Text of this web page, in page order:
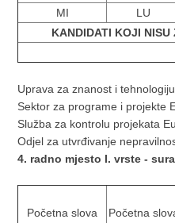
MI
LU
KANDIDATI KOJI
Uprava za znanost i tehnologiju
Sektor za programe i projekte
Služba za kontrolu projekata
Odjel za utvrđivanje
4. radno mjesto I. vrste -
Početna slova
Početna